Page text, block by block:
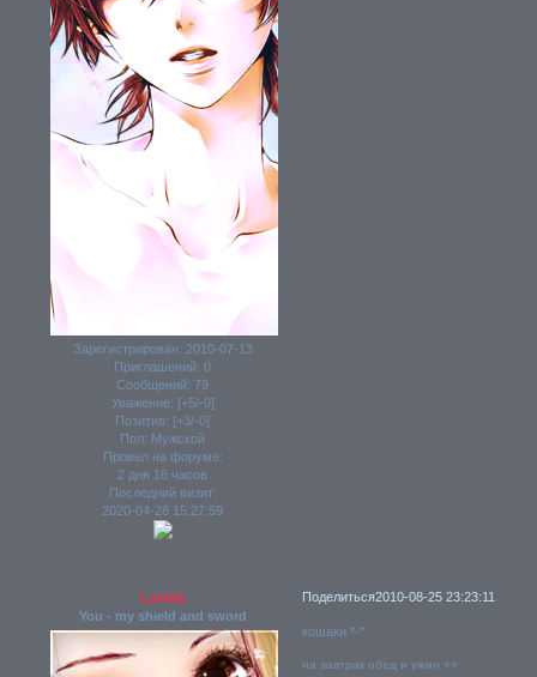
Зарегистрирован: 2010-07-13
Приглашений: 0
Сообщений: 79
Уважение: [+5/-0]
Позитив: [+3/-0]
Пол: Мужской
Провел на форуме:
2 дня 16 часов
Последний визит:
2020-04-28 15:27:59
Поделиться2010-08-25 23:23:11
Landia
You - my shield and sword
кошаки *-*
на завтрак обед и ужин ++